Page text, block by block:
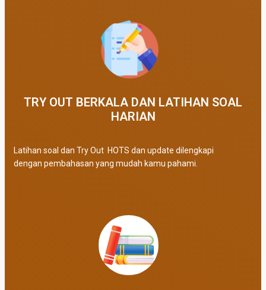
TRY OUT BERKALA DAN LATIHAN SOAL
HARIAN
Latihan soal dan Try Out HOTS dan update dilengkapi
dengan pembahasan yang mudah kamu pahami.